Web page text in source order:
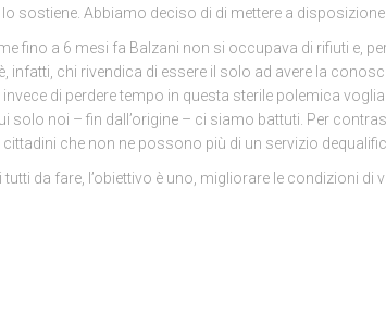
sostiene. Abbiamo deciso di di mettere a
fino a 6 mesi fa Balzani non si occupava di rifiuti e,
infatti, chi rivendica di essere il solo ad avere la
di perdere tempo in questa sterile polemica
solo noi – fin dall’origine – ci siamo battuti. Per
che non ne possono più di un servizio
da fare, l’obiettivo è uno, migliorare le condizioni di